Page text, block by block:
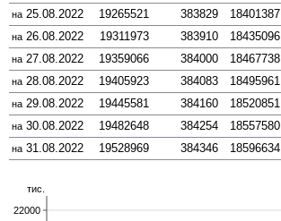
на 25.08.2022 19265521 383829 18401387
на 26.08.2022 19311973 383910 18435096
на 27.08.2022 19359066 384000 18467738
на 28.08.2022 19405923 384083 18495961
на 29.08.2022 19445581 384160 18520851
на 30.08.2022 19482648 384254 18557580
на 31.08.2022 19528969 384346 18596634
22000
тис.